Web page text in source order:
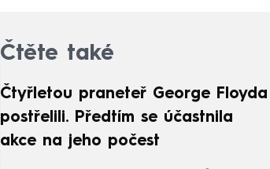
Čtěte také
Čtyřletou praneteř George Floyda
postřelili. Předtím se účastnila
akce na jeho počest